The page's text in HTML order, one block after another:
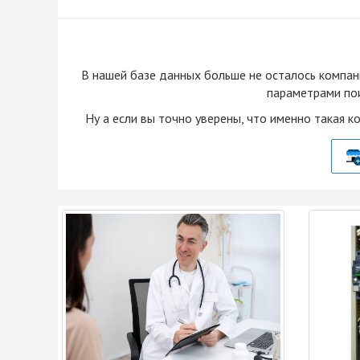
В нашей базе данных больше не осталоcь
параметрами
Ну а если вы точно уверены, что именно такая